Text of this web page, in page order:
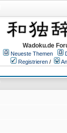
Wadoku.de
Neueste Themen
Registrieren /